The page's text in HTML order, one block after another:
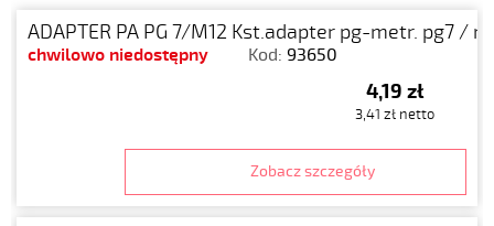
ADAPTER PA PG 7/M12 Kst.adapter pg-metr. pg7 / m
chwilowo niedostępny Kod: 93650
4,19 zł
3,41 zł netto
Zobacz szczegóły